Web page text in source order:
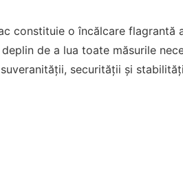
constituie o încălcare flagrantă
de a lua toate măsurile
securității și